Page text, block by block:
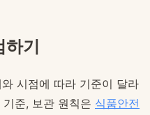
기
시점에 따라 기준이 달라
준, 보관 원칙은 식품안전